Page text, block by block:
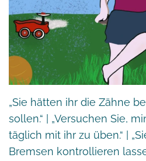
„Sie hätten ihr die Zähne
sollen.“ | „Versuchen Sie,
täglich mit ihr zu üben.“ |
Bremsen kontrollieren